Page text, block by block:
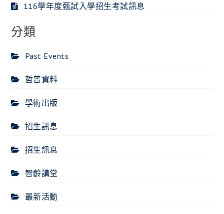
116學年度甄試入學招生考試訊息
分類
Past Events
哲普資料
學術出版
招生訊息
招生訊息
智齡講堂
最新活動